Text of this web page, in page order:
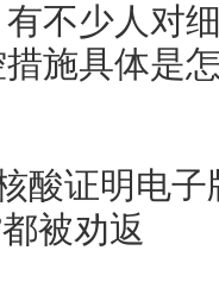
不少人对
施具体是